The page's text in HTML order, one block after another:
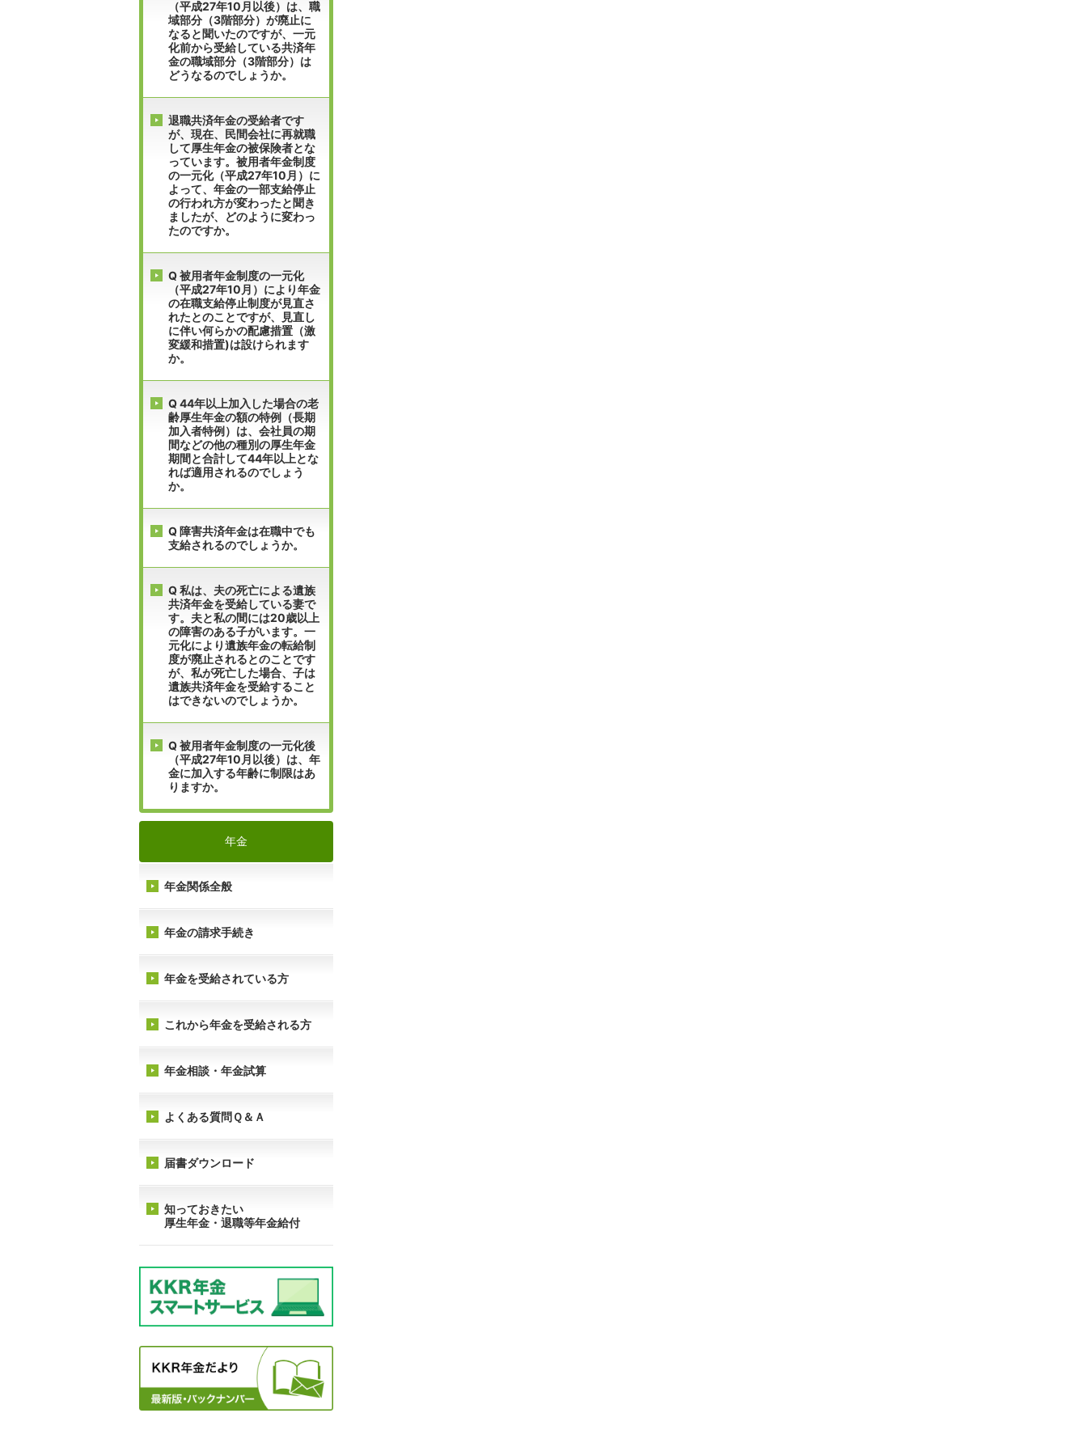
（平成27年10月以後）は、職
域部分（3階部分）が廃止に
なると聞いたのですが、一元
化前から受給している共済年
金の職域部分（3階部分）は
どうなるのでしょうか。
退職共済年金の受給者です
が、現在、民間会社に再就職
して厚生年金の被保険者とな
っています。被用者年金制度
の一元化（平成27年10月）に
よって、年金の一部支給停止
の行われ方が変わったと聞き
ましたが、どのように変わっ
たのですか。
Q 被用者年金制度の一元化
（平成27年10月）により年金
の在職支給停止制度が見直さ
れたとのことですが、見直し
に伴い何らかの配慮措置（激
変緩和措置)は設けられます
か。
Q 44年以上加入した場合の老
齢厚生年金の額の特例（長期
加入者特例）は、会社員の期
間などの他の種別の厚生年金
期間と合計して44年以上とな
れば適用されるのでしょう
か。
Q 障害共済年金は在職中でも
支給されるのでしょうか。
Q 私は、夫の死亡による遺族
共済年金を受給している妻で
す。夫と私の間には20歳以上
の障害のある子がいます。一
元化により遺族年金の転給制
度が廃止されるとのことです
が、私が死亡した場合、子は
遺族共済年金を受給すること
はできないのでしょうか。
Q 被用者年金制度の一元化後
（平成27年10月以後）は、年
金に加入する年齢に制限はあ
りますか。
年金
年金関係全般
年金の請求手続き
年金を受給されている方
これから年金を受給される方
年金相談・年金試算
よくある質問Ｑ＆Ａ
届書ダウンロード
知っておきたい
厚生年金・退職等年金給付